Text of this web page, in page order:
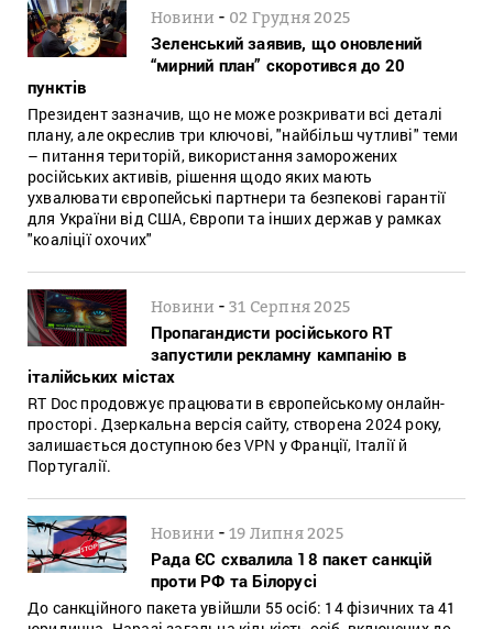
Новини - 02 Грудня 2025
Зеленський заявив, що оновлений
“мирний план” скоротився до 20
пунктів
Президент зазначив, що не може розкривати всі деталі
плану, але окреслив три ключові, "найбільш чутливі" теми
– питання територій, використання заморожених
російських активів, рішення щодо яких мають
ухвалювати європейські партнери та безпекові гарантії
для України від США, Європи та інших держав у рамках
"коаліції охочих"
Новини -31 Серпня 2025
Пропагандисти російського RT
запустили рекламну кампанію в
італійських містах
RT Doc продовжує працювати в європейському онлайн-
просторі. Дзеркальна версія сайту, створена 2024 року,
залишається доступною без VPN у Франції, Італії й
Португалії.
Новини -19 Липня 2025
Рада ЄС схвалила 18 пакет санкцій
проти РФ та Білорусі
До санкційного пакета увійшли 55 осіб: 14 фізичних та 41